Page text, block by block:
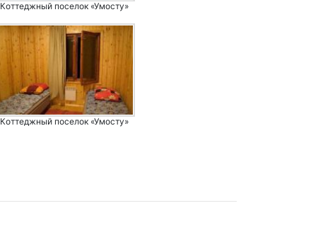
Коттеджный поселок «Умосту»
Коттеджный поселок «Умосту»